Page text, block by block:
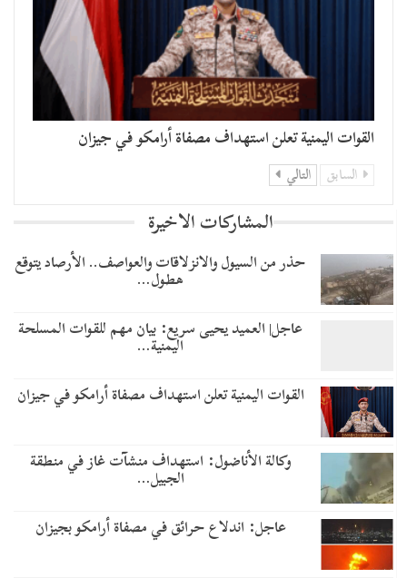
القوات اليمنية تعلن استهداف مصفاة أرامكو في جيزان
السابق التالي
المشاركات الاخيرة
حذر من السيول والانزلاقات والعواصف.. الأرصاد يتوقع
هطول…
عاجل| العميد يحيى سريع: بيان مهم للقوات المسلحة
اليمنية…
القوات اليمنية تعلن استهداف مصفاة أرامكو في جيزان
وكالة الأناضول: استهداف منشآت غاز في منطقة
الجبيل…
عاجل: اندلاع حرائق في مصفاة أرامكو بجيزان